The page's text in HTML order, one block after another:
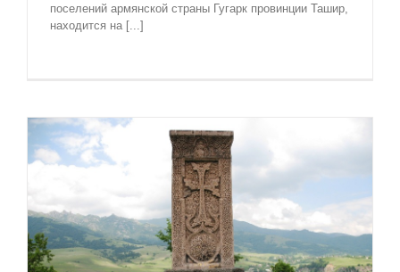
поселений армянской страны Гугарк провинции Ташир,
находится на [...]